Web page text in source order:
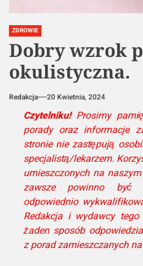
ZDROWIE
Dobry wzrok
okulistyczna.
Redakcja 20 Kwietnia, 2024
Czytelniku!Prosimy
porady oraz informacje
stronie nie zastępują
specjalistą/lekarzem.
umieszczonych na
zawsze powinno być
odpowiednio
Redakcja i wydawcy
żaden sposób
z porad zamieszczanych